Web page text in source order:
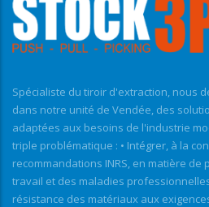
Spécialiste du tiroir d'extraction, nous
dans notre unité de Vendée, des
adaptées aux besoins de l'industrie
triple problématique : • Intégrer, à la
recommandations INRS, en matière
travail et des maladies
résistance des matériaux aux